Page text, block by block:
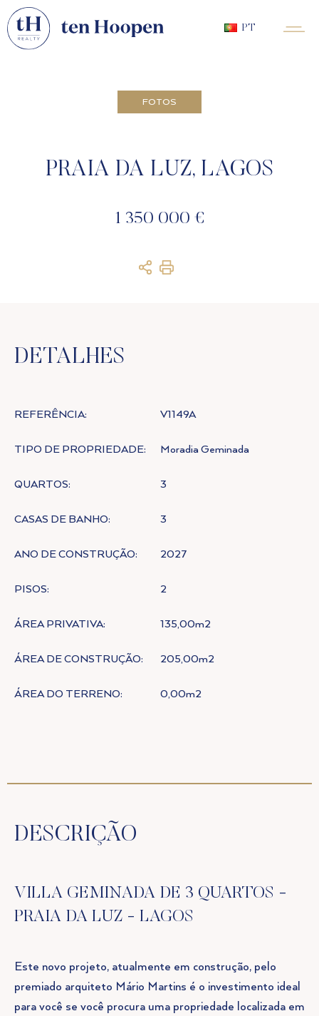
PT
FOTOS
PRAIA DA LUZ, LAGOS
1 350 000 €
DETALHES
REFERÊNCIA: V1149A
TIPO DE PROPRIEDADE: Moradia Geminada
QUARTOS: 3
CASAS DE BANHO: 3
ANO DE CONSTRUÇÃO: 2027
PISOS: 2
ÁREA PRIVATIVA: 135,00m2
ÁREA DE CONSTRUÇÃO: 205,00m2
ÁREA DO TERRENO: 0,00m2
DESCRIÇÃO
VILLA GEMINADA DE 3 QUARTOS -
PRAIA DA LUZ - LAGOS
Este novo projeto, atualmente em construção, pelo
premiado arquiteto Mário Martins é o investimento ideal
para você se você procura uma propriedade localizada em